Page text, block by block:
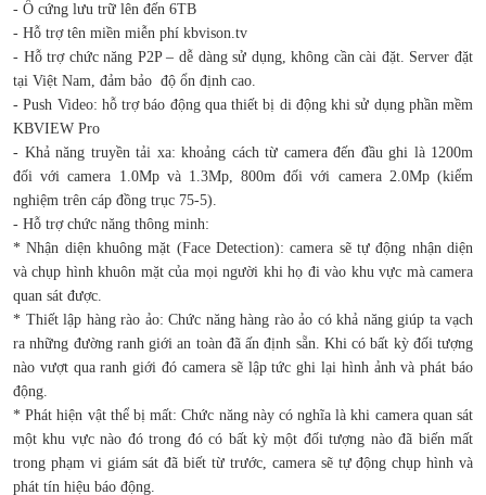
- Ổ cứng lưu trữ lên đến 6TB
- Hỗ trợ tên miền miễn phí kbvison.tv
- Hỗ trợ chức năng P2P – dễ dàng sử dụng, không cần cài đặt. Server đặt
tại Việt Nam, đảm bảo độ ổn định cao.
- Push Video: hỗ trợ báo động qua thiết bị di động khi sử dụng phần mềm
KBVIEW Pro
- Khả năng truyền tải xa: khoảng cách từ camera đến đầu ghi là 1200m
đối với camera 1.0Mp và 1.3Mp, 800m đối với camera 2.0Mp (kiểm
nghiệm trên cáp đồng trục 75-5).
- Hỗ trợ chức năng thông minh:
* Nhận diện khuông mặt (Face Detection): camera sẽ tự động nhận diện
và chụp hình khuôn mặt của mọi người khi họ đi vào khu vực mà camera
quan sát được.
* Thiết lập hàng rào ảo: Chức năng hàng rào ảo có khả năng giúp ta vạch
ra những đường ranh giới an toàn đã ấn định sẵn. Khi có bất kỳ đối tượng
nào vượt qua ranh giới đó camera sẽ lập tức ghi lại hình ảnh và phát báo
động.
* Phát hiện vật thể bị mất: Chức năng này có nghĩa là khi camera quan sát
một khu vực nào đó trong đó có bất kỳ một đối tượng nào đã biến mất
trong phạm vi giám sát đã biết từ trước, camera sẽ tự động chụp hình và
phát tín hiệu báo động.